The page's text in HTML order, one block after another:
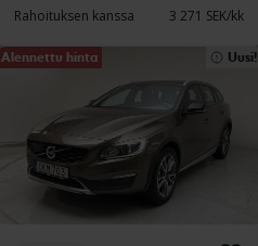
Rahoituksen kanssa
3 271 SEK/kk
Alennettu hinta Uusi!